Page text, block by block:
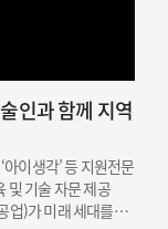
인과 함께 지역
이생각’ 등 지원전문
및 기술 자문 제공
업)가 미래 세대를